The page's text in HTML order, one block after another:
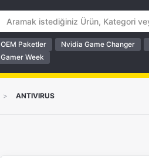
OEM Paketler Nvidia Game Changer
Gamer Week
> ANTIVIRUS